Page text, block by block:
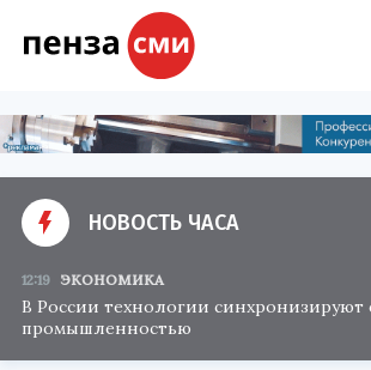
НОВОСТЬ ЧАСА
12:19 ЭКОНОМИКА
В России технологии синхронизируют
промышленностью